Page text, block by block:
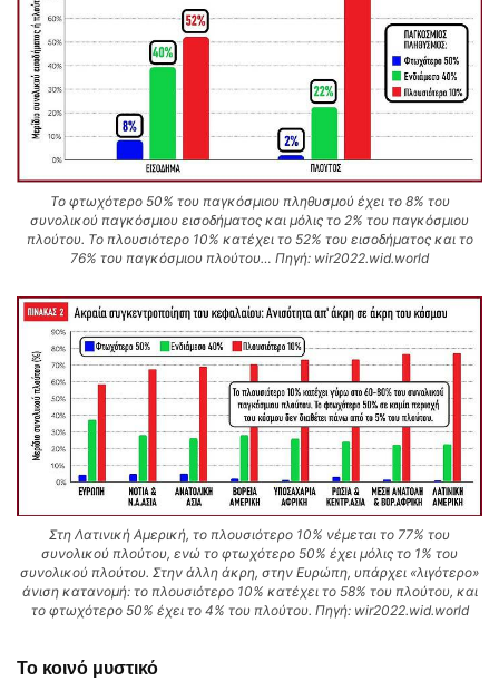
Το φτωχότερο 50% του παγκόσμιου πληθυσμού έχει το 8% του
συνολικού παγκόσμιου εισοδήματος και μόλις το 2% του παγκόσμιου
πλούτου. Το πλουσιότερο 10% κατέχει το 52% του εισοδήματος και το
76% του παγκόσμιου πλούτου… Πηγή: wir2022.wid.world
Στη Λατινική Αμερική, το πλουσιότερο 10% νέμεται το 77% του
συνολικού πλούτου, ενώ το φτωχότερο 50% έχει μόλις το 1% του
συνολικού πλούτου. Στην άλλη άκρη, στην Ευρώπη, υπάρχει «λιγότερο»
άνιση κατανομή: το πλουσιότερο 10% κατέχει το 58% του πλούτου, και
το φτωχότερο 50% έχει το 4% του πλούτου. Πηγή: wir2022.wid.world
Το κοινό μυστικό